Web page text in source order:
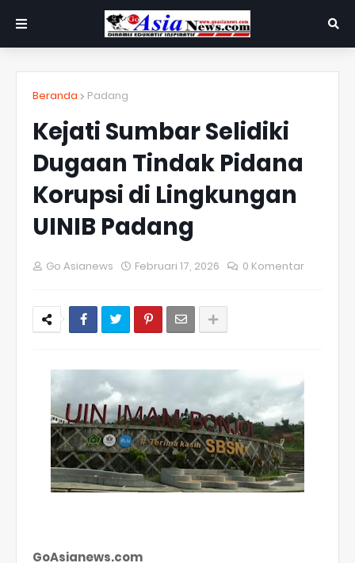
Beranda Padang
Kejati Sumbar Selidiki
Dugaan Tindak Pidana
Korupsi di Lingkungan
UINIB Padang
Go Asianews Februari 17, 2026 0 Komentar
GoAsianews.com